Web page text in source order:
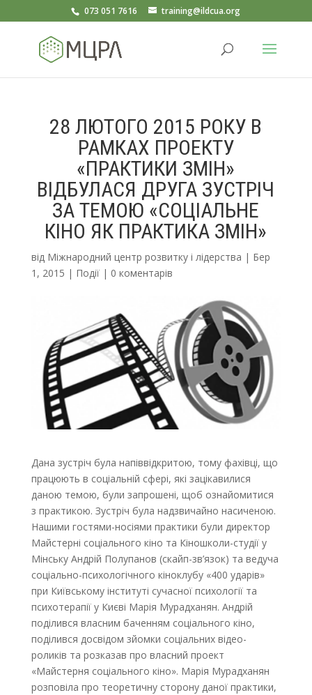
073 051 7616 training@ildcua.org
28 ЛЮТОГО 2015 РОКУ В
РАМКАХ ПРОЕКТУ
«ПРАКТИКИ ЗМІН»
ВІДБУЛАСЯ ДРУГА ЗУСТРІЧ
ЗА ТЕМОЮ «СОЦІАЛЬНЕ
КІНО ЯК ПРАКТИКА ЗМІН»
від Міжнародний центр розвитку і лідерства | Бер
1, 2015 | Події| 0 коментарів
Дана зустріч була напіввідкритою, тому фахівці, що
працюють в соціальній сфері, які зацікавилися
даною темою, були запрошені, щоб ознайомитися
з практикою. Зустріч була надзвичайно насиченою.
Нашими гостями-носіями практики були директор
Майстерні соціального кіно та Кіношколи-студії у
Мінську Андрій Полупанов (скайп-зв’язок) та ведуча
соціально-психологічного кіноклубу «400 ударів»
при Київському інституті сучасної психології та
психотерапії у Києві Марія Мурадханян. Андрій
поділився власним баченням соціального кіно,
поділився досвідом зйомки соціальних відео-
роликів та розказав про власний проект
«Майстерня соціального кіно». Марія Мурадханян
розповіла про теоретичну сторону даної практики,